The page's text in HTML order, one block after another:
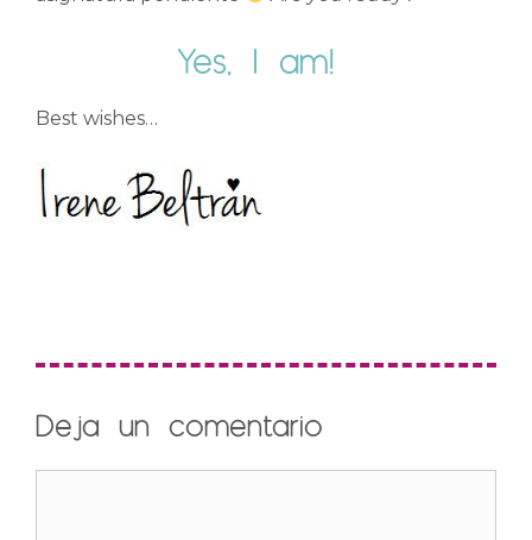
Yes, I am!
Best wishes…
Deja un comentario